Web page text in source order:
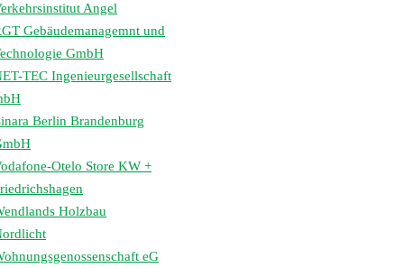
Angel
Gebäudemanagemnt und
GmbH
TEC Ingenieurgesellschaft
Berlin Brandenburg
Otelo Store KW +
Holzbau
eG